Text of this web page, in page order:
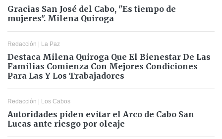
Gracias San José del Cabo, "Es tiempo de
mujeres". Milena Quiroga
Redacción | La Paz
Destaca Milena Quiroga Que El Bienestar De Las
Familias Comienza Con Mejores Condiciones
Para Las Y Los Trabajadores
Redacción | Los Cabos
Autoridades piden evitar el Arco de Cabo San
Lucas ante riesgo por oleaje